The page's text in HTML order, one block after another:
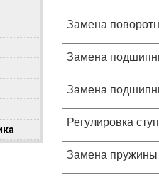
Замена
Замена
Замена
Регулировка
Замена пружины